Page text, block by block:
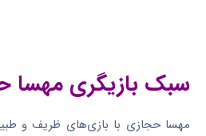
سبک بازیگری مهسا
مهسا حجازی با بازی‌های ظریف و